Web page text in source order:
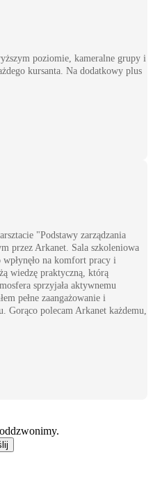
poziomie, kameralne grupy i
kursanta. Na dodatkowy plus
"Podstawy zarządzania
przez Arkanet. Sala szkoleniowa
wpłynęło na komfort pracy i
wiedzę praktyczną, którą
sprzyjała aktywnemu
pełne zaangażowanie i
Gorąco polecam Arkanet każdemu,